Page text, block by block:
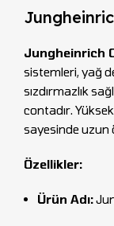
Jungheinrich
sistemleri, yağ
sızdırmazlık
contadır. Yüksek
sayesinde uzun
Özellikler:
Ürün Adı: